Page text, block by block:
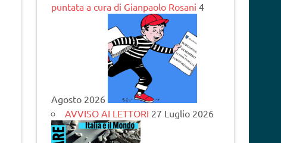
puntata a cura di Gianpaolo Rosani 4
Agosto 2026
AVVISO AI LETTORI 27 Luglio 2026